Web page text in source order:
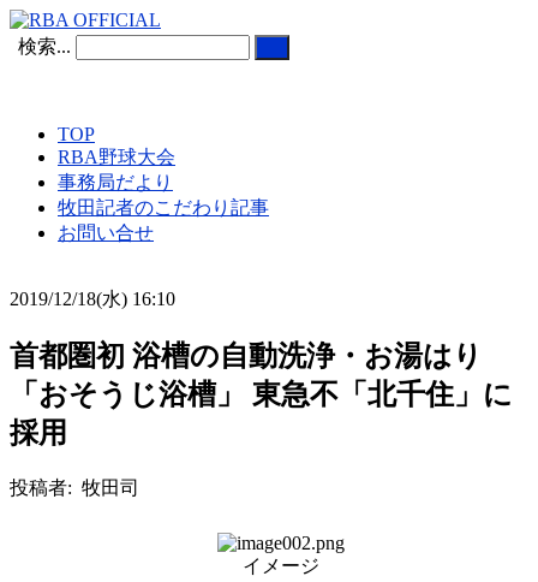
検索...
TOP
RBA野球大会
事務局だより
牧田記者のこだわり記事
お問い合せ
2019/12/18(水) 16:10
首都圏初 浴槽の自動洗浄・お湯はり
「おそうじ浴槽」 東急不「北千住」に
採用
投稿者: 牧田司
イメージ